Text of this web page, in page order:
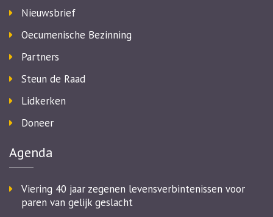
Nieuwsbrief
Oecumenische Bezinning
Partners
Steun de Raad
Lidkerken
Doneer
Agenda
Viering 40 jaar zegenen levensverbintenissen voor
paren van gelijk geslacht